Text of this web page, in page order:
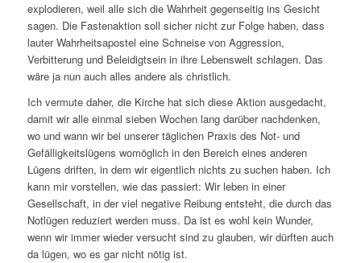
explodieren, weil alle sich die Wahrheit gegenseitig ins Gesicht
sagen. Die Fastenaktion soll sicher nicht zur Folge haben, dass
lauter Wahrheitsapostel eine Schneise von Aggression,
Verbitterung und Beleidigtsein in ihre Lebenswelt schlagen. Das
wäre ja nun auch alles andere als christlich.
Ich vermute daher, die Kirche hat sich diese Aktion ausgedacht,
damit wir alle einmal sieben Wochen lang darüber nachdenken,
wo und wann wir bei unserer täglichen Praxis des Not- und
Gefälligkeitslügens womöglich in den Bereich eines anderen
Lügens driften, in dem wir eigentlich nichts zu suchen haben. Ich
kann mir vorstellen, wie das passiert: Wir leben in einer
Gesellschaft, in der viel negative Reibung entsteht, die durch das
Notlügen reduziert werden muss. Da ist es wohl kein Wunder,
wenn wir immer wieder versucht sind zu glauben, wir dürften auch
da lügen, wo es gar nicht nötig ist.